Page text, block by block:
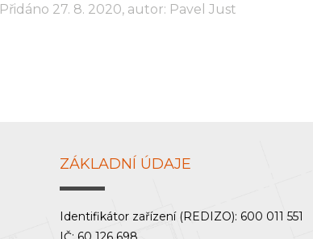
Přidáno 27. 8. 2020, autor: Pavel Just
ZÁKLADNÍ ÚDAJE
Identifikátor zařízení (REDIZO): 600 011 551